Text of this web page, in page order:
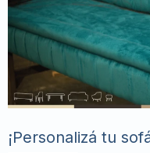
¡Personalizá tu